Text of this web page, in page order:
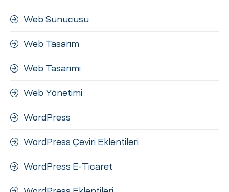
Web Sunucusu
Web Tasarım
Web Tasarımı
Web Yönetimi
WordPress
WordPress Çeviri Eklentileri
WordPress E-Ticaret